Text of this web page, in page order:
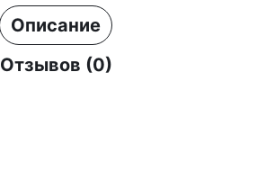
Описание
Отзывов (0)